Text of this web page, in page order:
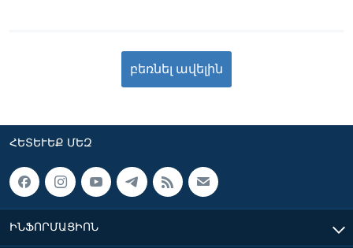
բեռնել ավելին
ՀԵՏԵՒԵՔ ՄԵԶ
ԻՆՖՈՐՄԱՑԻՈՆ